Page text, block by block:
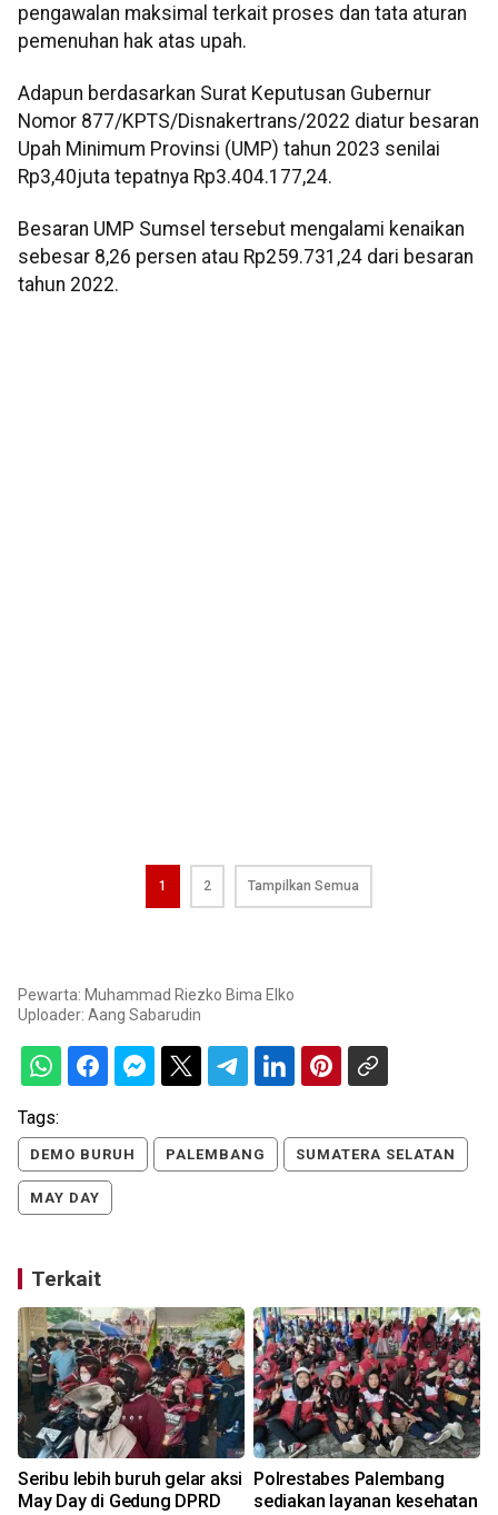
pengawalan maksimal terkait proses dan tata aturan
pemenuhan hak atas upah.
Adapun berdasarkan Surat Keputusan Gubernur
Nomor 877/KPTS/Disnakertrans/2022 diatur besaran
Upah Minimum Provinsi (UMP) tahun 2023 senilai
Rp3,40juta tepatnya Rp3.404.177,24.
Besaran UMP Sumsel tersebut mengalami kenaikan
sebesar 8,26 persen atau Rp259.731,24 dari besaran
tahun 2022.
1 2 Tampilkan Semua
Pewarta: Muhammad Riezko Bima Elko
Uploader: Aang Sabarudin
Tags:
DEMO BURUH PALEMBANG SUMATERA SELATAN
MAY DAY
Terkait
Seribu lebih buruh gelar aksi
May Day di Gedung DPRD
Polrestabes Palembang
sediakan layanan kesehatan